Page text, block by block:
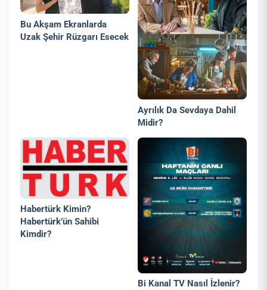
Bu Akşam Ekranlarda
Uzak Şehir Rüzgarı Esecek
Ayrılık Da Sevdaya Dahil
Midir?
Habertürk Kimin?
Habertürk’ün Sahibi
Kimdir?
Bi Kanal TV Nasıl İzlenir?